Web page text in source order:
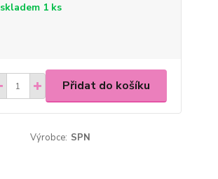
skladem 1 ks
Přidat do košíku
Výrobce: SPN